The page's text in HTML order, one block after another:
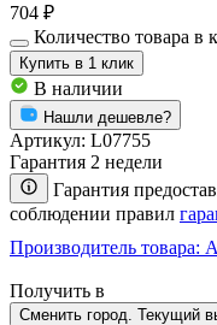
704 ₽
Количество товара в
Купить в 1 клик
В наличии
Нашли дешевле?
Артикул: L07755
Гарантия 2 недели
Гарантия
соблюдении правил
Производитель товара:
Получить в
Сменить город. Текущий